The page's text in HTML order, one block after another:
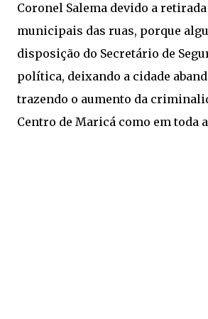
Coronel Salema devido a
municipais das ruas, porque
disposição do Secretário de
política, deixando a cidade
trazendo o aumento da
Centro de Maricá como em toda